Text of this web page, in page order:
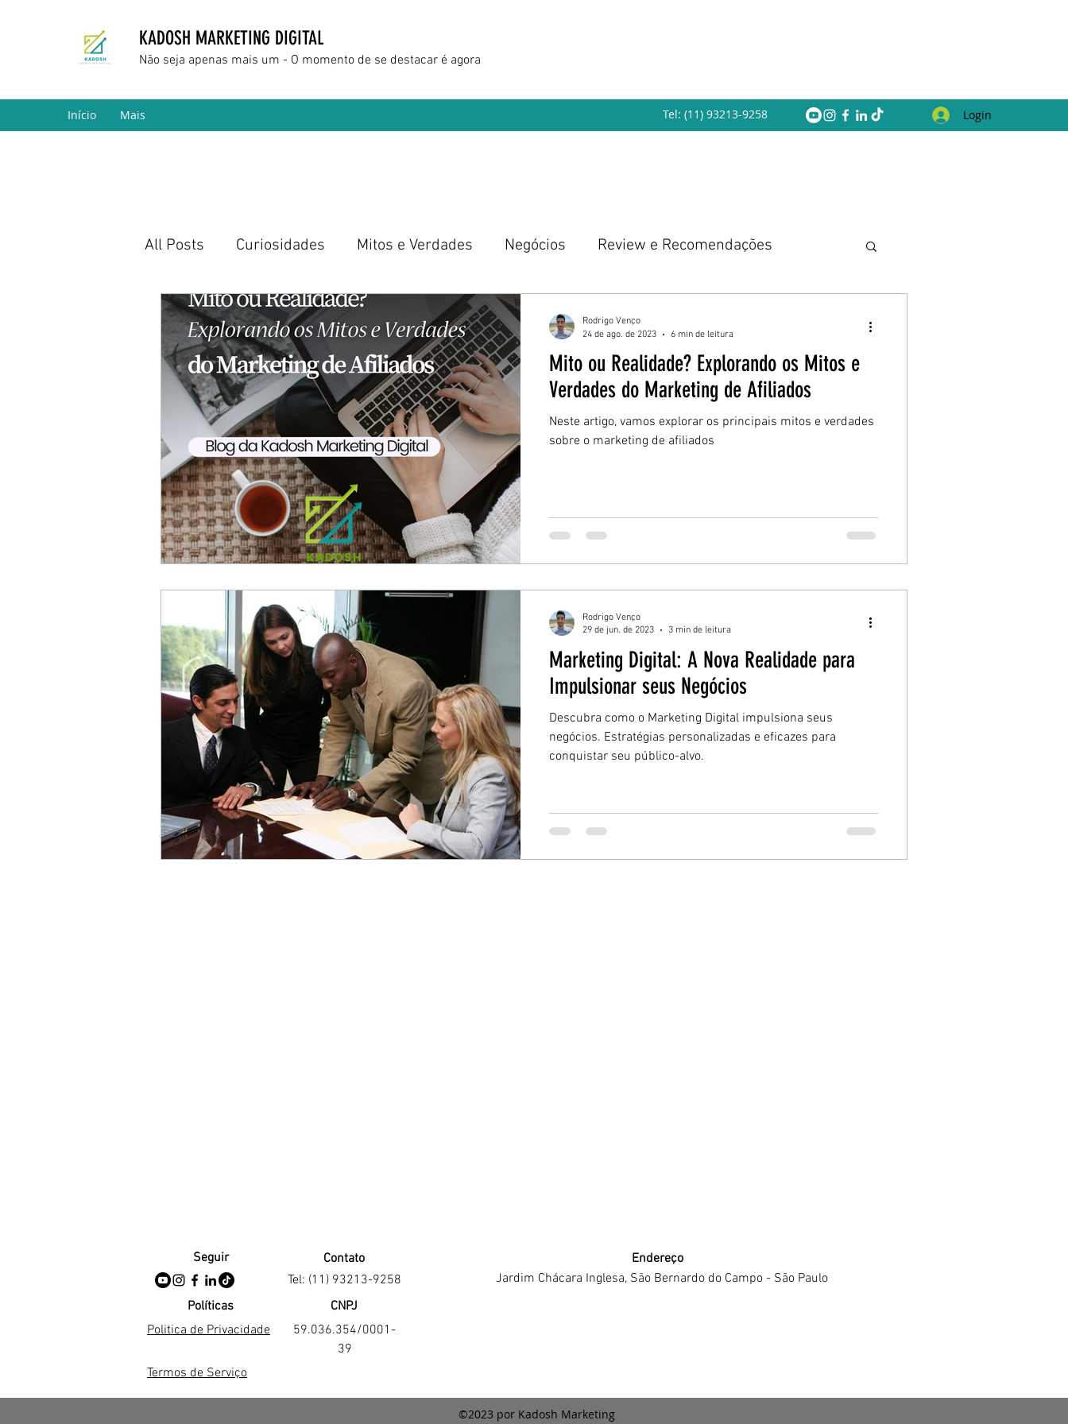
KADOSH MARKETING DIGITAL
Não seja apenas mais um - O momento de se destacar é agora
Início Mais Tel: (11) 93213-9258 Login
All Posts Curiosidades Mitos e Verdades Negócios Review e Recomendações
Marketing Digital Empreendedorismo
Mito ou Realidade? Explorando os Mitos e
Verdades do Marketing de Afiliados
Neste artigo, vamos explorar os principais mitos e verdades
sobre o marketing de afiliados
Rodrigo Venço
24 de ago. de 2023
6 min de leitura
Marketing Digital: A Nova Realidade para
Impulsionar seus Negócios
Descubra como o Marketing Digital impulsiona seus
negócios. Estratégias personalizadas e eficazes para
conquistar seu público-alvo.
Rodrigo Venço
29 de jun. de 2023
3 min de leitura
Seguir
Políticas
Politica de Privacidade
Contato
Tel: (11) 93213-9258
CNPJ
59.036.354/0001-
39
Endereço
Jardim Chácara Inglesa, São Bernardo do Campo - São Paulo
Termos de Serviço
©2023 por Kadosh Marketing